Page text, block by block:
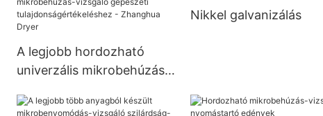
A legjobb hordozható
univerzális mikrobehúzás-
tulajdonságértékeléshez -
Nikkel galvanizálás